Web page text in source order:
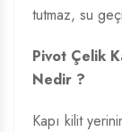
tutmaz, su
Pivot Çelik
Nedir ?
Kapı kilit